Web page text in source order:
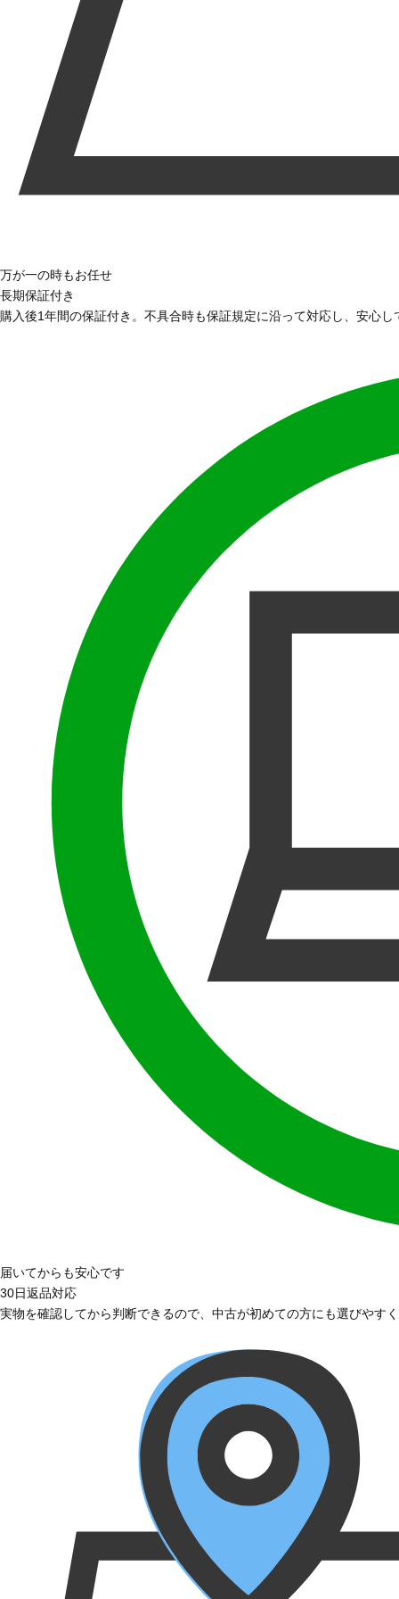
万が一の時もお任せ
長期保証付き
購入後1年間の保証付き。不具合時も保証規定に沿って対応し、安心
届いてからも安心です
30日返品対応
実物を確認してから判断できるので、中古が初めての方にも選びやす